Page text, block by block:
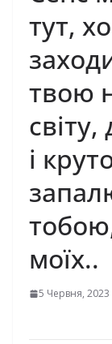
тут,
твою
і
моїх..
5 Червня, 2023